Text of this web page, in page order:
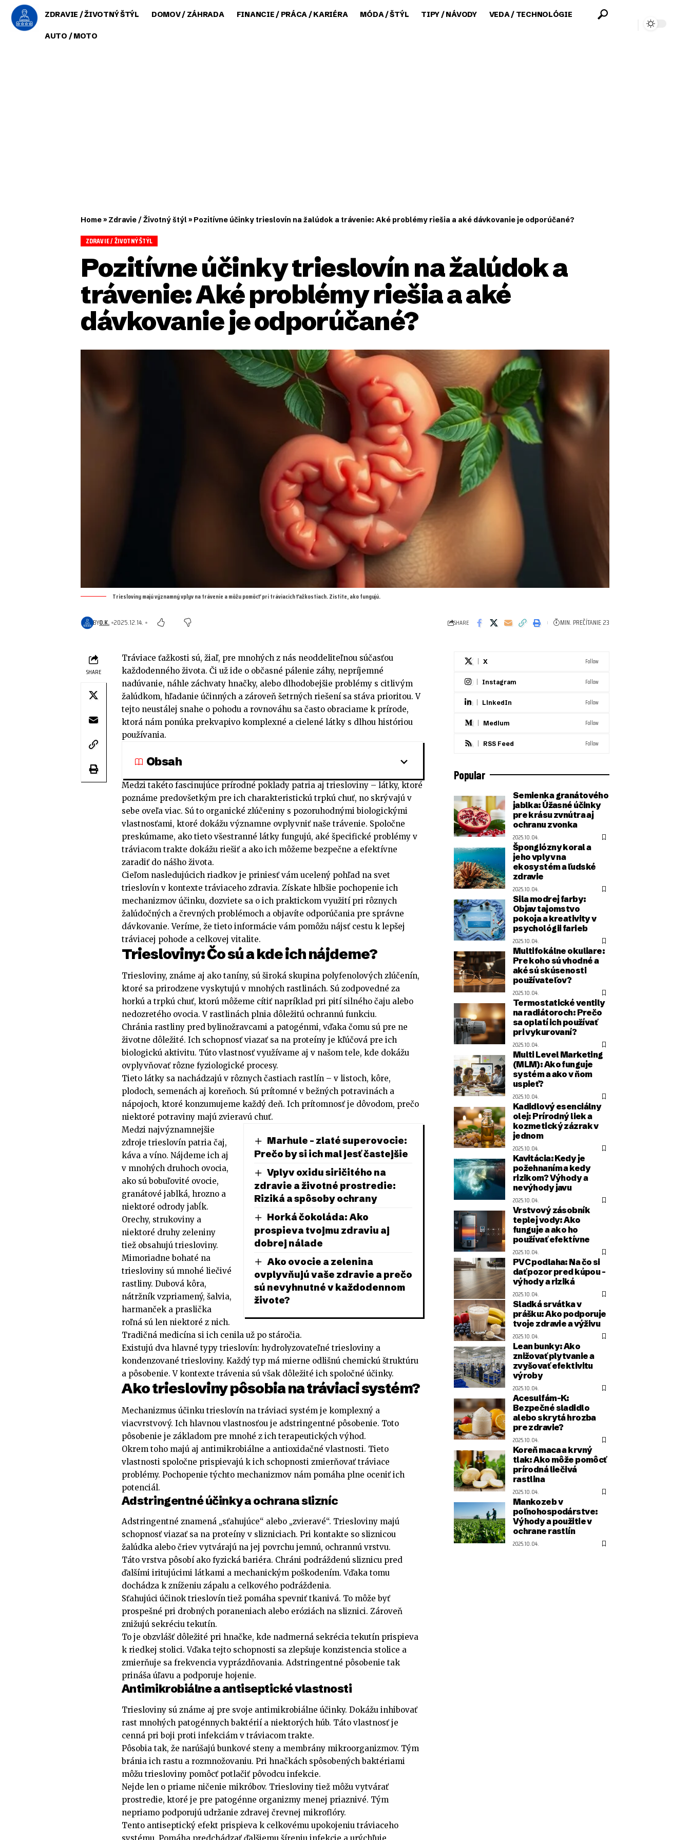
ZDRAVIE / ŽIVOTNÝ ŠTÝL DOMOV / ZÁHRADA FINANCIE / PRÁCA / KARIÉRA MÓDA / ŠTÝL TIPY / NÁVODY VEDA / TECHNOLÓGIE
AUTO / MOTO
Home» Zdravie / Životný štýl » Pozitívne účinky trieslovín na žalúdok a trávenie: Aké problémy riešia a aké dávkovanie je odporúčané?
ZDRAVIE / ŽIVOTNÝ ŠTÝL
Pozitívne účinky trieslovín na žalúdok a
trávenie: Aké problémy riešia a aké
dávkovanie je odporúčané?
Triesloviny majú významný vplyv na trávenie a môžu pomôcť pri tráviacich ťažkostiach. Zistite, ako fungujú.
BYO.K. 2025.12.14. SHARE MIN. PREČÍTANIE 23
SHARE
Tráviace ťažkosti sú, žiaľ, pre mnohých z nás neoddeliteľnou súčasťou
každodenného života. Či už ide o občasné pálenie záhy, nepríjemné
nadúvanie, náhle záchvaty hnačky, alebo dlhodobejšie problémy s citlivým
žalúdkom, hľadanie účinných a zároveň šetrných riešení sa stáva prioritou. V
tejto neustálej snahe o pohodu a rovnováhu sa často obraciame k prírode,
ktorá nám ponúka prekvapivo komplexné a cielené látky s dlhou históriou
používania.
Obsah
Medzi takéto fascinujúce prírodné poklady patria aj triesloviny – látky, ktoré
poznáme predovšetkým pre ich charakteristickú trpkú chuť, no skrývajú v
sebe oveľa viac. Sú to organické zlúčeniny s pozoruhodnými biologickými
vlastnosťami, ktoré dokážu významne ovplyvniť naše trávenie. Spoločne
preskúmame, ako tieto všestranné látky fungujú, aké špecifické problémy v
tráviacom trakte dokážu riešiť a ako ich môžeme bezpečne a efektívne
zaradiť do nášho života.
Cieľom nasledujúcich riadkov je priniesť vám ucelený pohľad na svet
trieslovín v kontexte tráviaceho zdravia. Získate hlbšie pochopenie ich
mechanizmov účinku, dozviete sa o ich praktickom využití pri rôznych
žalúdočných a črevných problémoch a objavíte odporúčania pre správne
dávkovanie. Veríme, že tieto informácie vám pomôžu nájsť cestu k lepšej
tráviacej pohode a celkovej vitalite.
Triesloviny: Čo sú a kde ich nájdeme?
Triesloviny, známe aj ako taníny, sú široká skupina polyfenolových zlúčenín,
ktoré sa prirodzene vyskytujú v mnohých rastlinách. Sú zodpovedné za
horkú a trpkú chuť, ktorú môžeme cítiť napríklad pri pití silného čaju alebo
nedozretého ovocia. V rastlinách plnia dôležitú ochrannú funkciu.
Chránia rastliny pred bylinožravcami a patogénmi, vďaka čomu sú pre ne
životne dôležité. Ich schopnosť viazať sa na proteíny je kľúčová pre ich
biologickú aktivitu. Túto vlastnosť využívame aj v našom tele, kde dokážu
ovplyvňovať rôzne fyziologické procesy.
Tieto látky sa nachádzajú v rôznych častiach rastlín – v listoch, kôre,
plodoch, semenách aj koreňoch. Sú prítomné v bežných potravinách a
nápojoch, ktoré konzumujeme každý deň. Ich prítomnosť je dôvodom, prečo
niektoré potraviny majú zvieravú chuť.
Marhule – zlaté superovocie:
Prečo by si ich mal jesť častejšie
Vplyv oxidu siričitého na
zdravie a životné prostredie:
Riziká a spôsoby ochrany
Horká čokoláda: Ako
prospieva tvojmu zdraviu aj
dobrej nálade
Ako ovocie a zelenina
ovplyvňujú vaše zdravie a prečo
sú nevyhnutné v každodennom
živote?
Medzi najvýznamnejšie
zdroje trieslovín patria čaj,
káva a víno. Nájdeme ich aj
v mnohých druhoch ovocia,
ako sú bobuľovité ovocie,
granátové jablká, hrozno a
niektoré odrody jabĺk.
Orechy, strukoviny a
niektoré druhy zeleniny
tiež obsahujú triesloviny.
Mimoriadne bohaté na
triesloviny sú mnohé liečivé
rastliny. Dubová kôra,
nátržník vzpriamený, šalvia,
harmanček a praslička
roľná sú len niektoré z nich.
Tradičná medicína si ich cenila už po stáročia.
Existujú dva hlavné typy trieslovín: hydrolyzovateľné triesloviny a
kondenzované triesloviny. Každý typ má mierne odlišnú chemickú štruktúru
a pôsobenie. V kontexte trávenia sú však dôležité ich spoločné účinky.
Ako triesloviny pôsobia na tráviaci systém?
Mechanizmus účinku trieslovín na tráviaci systém je komplexný a
viacvrstvový. Ich hlavnou vlastnosťou je adstringentné pôsobenie. Toto
pôsobenie je základom pre mnohé z ich terapeutických výhod.
Okrem toho majú aj antimikrobiálne a antioxidačné vlastnosti. Tieto
vlastnosti spoločne prispievajú k ich schopnosti zmierňovať tráviace
problémy. Pochopenie týchto mechanizmov nám pomáha plne oceniť ich
potenciál.
Adstringentné účinky a ochrana slizníc
Adstringentné znamená „sťahujúce“ alebo „zvieravé“. Triesloviny majú
schopnosť viazať sa na proteíny v slizniciach. Pri kontakte so sliznicou
žalúdka alebo čriev vytvárajú na jej povrchu jemnú, ochrannú vrstvu.
Táto vrstva pôsobí ako fyzická bariéra. Chráni podráždenú sliznicu pred
ďalšími iritujúcimi látkami a mechanickým poškodením. Vďaka tomu
dochádza k zníženiu zápalu a celkového podráždenia.
Sťahujúci účinok trieslovín tiež pomáha spevniť tkanivá. To môže byť
prospešné pri drobných poraneniach alebo eróziách na sliznici. Zároveň
znižujú sekréciu tekutín.
To je obzvlášť dôležité pri hnačke, kde nadmerná sekrécia tekutín prispieva
k riedkej stolici. Vďaka tejto schopnosti sa zlepšuje konzistencia stolice a
zmierňuje sa frekvencia vyprázdňovania. Adstringentné pôsobenie tak
prináša úľavu a podporuje hojenie.
Antimikrobiálne a antiseptické vlastnosti
Triesloviny sú známe aj pre svoje antimikrobiálne účinky. Dokážu inhibovať
rast mnohých patogénnych baktérií a niektorých húb. Táto vlastnosť je
cenná pri boji proti infekciám v tráviacom trakte.
Pôsobia tak, že narúšajú bunkové steny a membrány mikroorganizmov. Tým
bránia ich rastu a rozmnožovaniu. Pri hnačkách spôsobených baktériami
môžu triesloviny pomôcť potlačiť pôvodcu infekcie.
Nejde len o priame ničenie mikróbov. Triesloviny tiež môžu vytvárať
prostredie, ktoré je pre patogénne organizmy menej priaznivé. Tým
nepriamo podporujú udržanie zdravej črevnej mikroflóry.
Tento antiseptický efekt prispieva k celkovému upokojeniu tráviaceho
X Follow
Instagram Follow
LinkedIn Follow
Medium Follow
RSS Feed Follow
Popular
Semienka granátového
jablka: Úžasné účinky
pre krásu zvnútra aj
ochranu zvonka
2025.10.04.
Špongiózny koral a
jeho vplyv na
ekosystém a ľudské
zdravie
2025.10.04.
Sila modrej farby:
Objav tajomstvo
pokoja a kreativity v
psychológii farieb
2025.10.04.
Multifokálne okuliare:
Pre koho sú vhodné a
aké sú skúsenosti
používateľov?
2025.10.04.
Termostatické ventily
na radiátoroch: Prečo
sa oplatí ich používať
pri vykurovaní?
2025.10.04.
Multi Level Marketing
(MLM): Ako funguje
systém a ako v ňom
uspieť?
2025.10.04.
Kadidlový esenciálny
olej: Prírodný liek a
kozmetický zázrak v
jednom
2025.10.04.
Kavitácia: Kedy je
požehnaním a kedy
rizikom? Výhody a
nevýhody javu
2025.10.04.
Vrstvový zásobník
teplej vody: Ako
funguje a ako ho
používať efektívne
2025.10.04.
PVC podlaha: Na čo si
dať pozor pred kúpou –
výhody a riziká
2025.10.04.
Sladká srvátka v
prášku: Ako podporuje
tvoje zdravie a výživu
2025.10.04.
Lean bunky: Ako
znižovať plytvanie a
zvyšovať efektivitu
výroby
2025.10.04.
Acesulfám-K:
Bezpečné sladidlo
alebo skrytá hrozba
pre zdravie?
2025.10.04.
Koreň maca a krvný
tlak: Ako môže pomôcť
prírodná liečivá
rastlina
2025.10.04.
Mankozeb v
poľnohospodárstve:
Výhody a použitie v
ochrane rastlín
2025.10.04.